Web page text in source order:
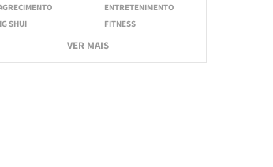
ENTRETENIMENTO
SHUI
FITNESS
VER MAIS